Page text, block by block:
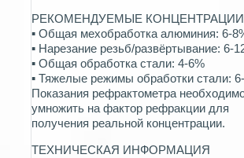
РЕКОМЕНДУЕМЫЕ КОНЦЕНТРАЦИИ
▪ Общая мехобработка алюминия: 6-
▪ Нарезание резьб/развёртывание: 6-
▪ Общая обработка стали: 4-6%
▪ Тяжелые режимы обработки стали:
Показания рефрактометра
умножить на фактор рефракции для
получения реальной концентрации.
TEХНИЧЕСКАЯ ИНФОРМАЦИЯ